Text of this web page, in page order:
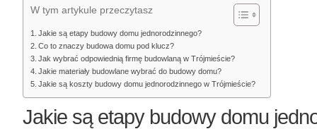
W tym artykule przeczytasz
Jakie są etapy budowy domu jednorodzinnego?
Co to znaczy budowa domu pod klucz?
Jak wybrać odpowiednią firmę budowlaną w Trójmieście?
Jakie materiały budowlane wybrać do budowy domu?
Jakie są koszty budowy domu jednorodzinnego w Trójmieście?
Jakie są etapy budowy domu